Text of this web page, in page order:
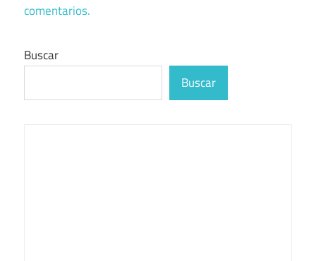
comentarios.
Buscar
Buscar